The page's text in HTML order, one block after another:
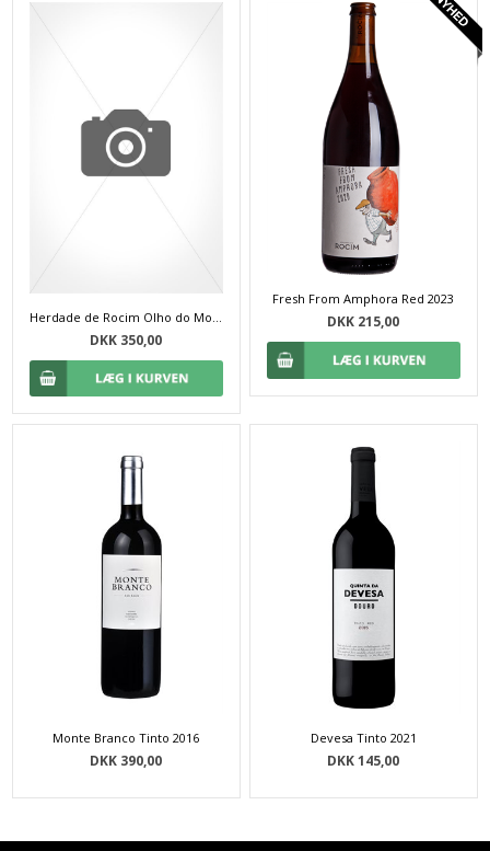
DKK 350,00
Fresh From Amphora Red 2023
DKK 215,00
Monte Branco Tinto 2016
DKK 390,00
Devesa Tinto 2021
DKK 145,00